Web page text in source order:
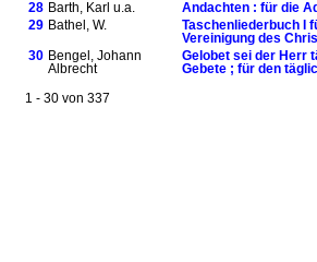
28 Barth, Karl u.a.
Andachten : für die
29 Bathel, W.
Taschenliederbuch I
Vereinigung des
30 Bengel, Johann
Albrecht
Gelobet sei der Herr
Gebete ; für den
1 - 30 von 337